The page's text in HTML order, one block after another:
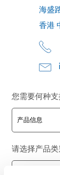
海盛
香港
您需要何种
请选择产品类